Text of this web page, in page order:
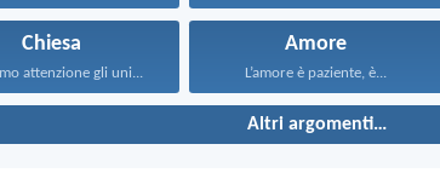
Chiesa
attenzione gli uni...
Amore
L’amore è paziente, è...
Altri argomenti…